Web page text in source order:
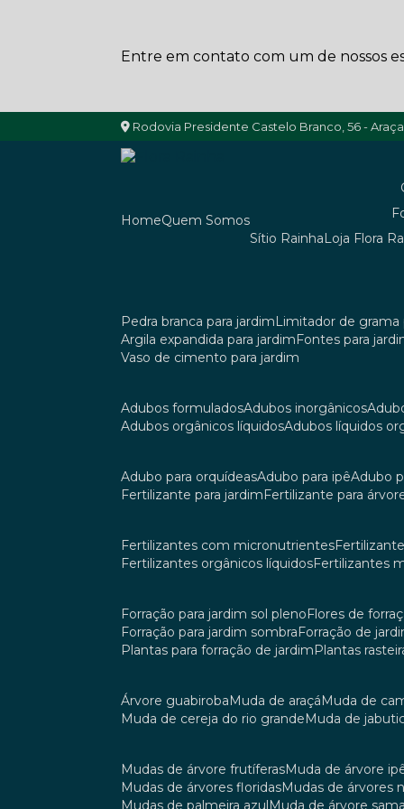
Entre em contato com um de nossos
Rodovia Presidente Castelo Branco, 56 -
Home Quem Somos
Sítio Rainha
Loja Flora
pedra branca para jardim
limitador de grama
argila expandida para jardim
fontes para
vaso de cimento para jardim
adubos formulados adubos inorgânicos
adubos orgânicos líquidos adubos líquidos
adubo para orquídeas adubo para ipê adubo
fertilizante para jardim
fertilizante para
fertilizantes com micronutrientes
fertilizantes orgânicos líquidos fertilizantes
forração para jardim sol pleno
flores de
forração para jardim sombra
forração de
plantas para forração de jardim
plantas
árvore guabiroba muda de araçá
muda de
muda de cereja do rio grande
muda de
mudas de árvore frutíferas
muda de árvore
mudas de árvores floridas
mudas de
mudas de palmeira azul
muda de árvore